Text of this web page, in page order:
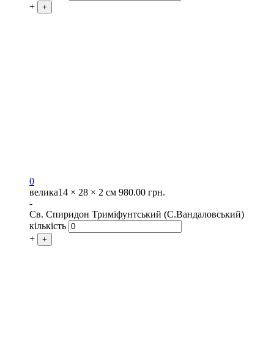
+
+
0
велика14 × 28 × 2 см 980.00 грн.
-
Св. Спиридон Триміфунтський (С.Вандаловський)
кількість
+
+